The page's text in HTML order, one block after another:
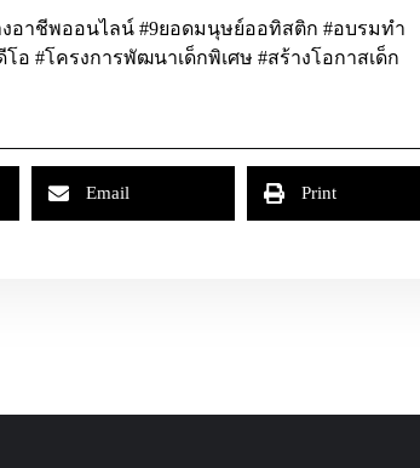
อาชีพออนไลน์ #9ยอดมนุษย์ออทิสติก #อบรมทำ
#โครงการพัฒนาเด็กพิเศษ #สร้างโอกาสเด็ก
Email Print